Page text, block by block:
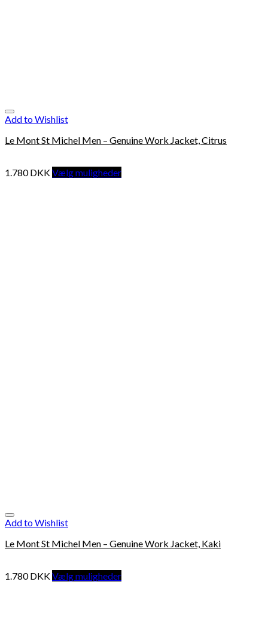
Add to Wishlist
Le Mont St Michel Men – Genuine Work Jacket, Citrus
1.780DKKVælg muligheder
Add to Wishlist
Le Mont St Michel Men – Genuine Work Jacket, Kaki
1.780DKKVælg muligheder